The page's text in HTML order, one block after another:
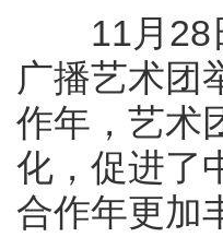
11月28日
广播艺术团
作年，艺术
化，促进了
合作年更加